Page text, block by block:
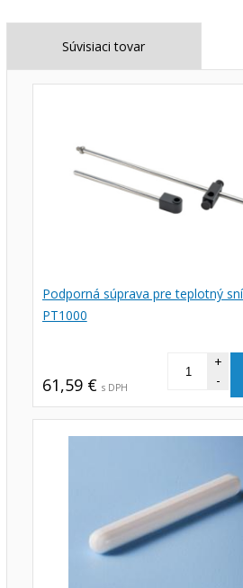
Súvisiaci tovar
Podporná súprava pre teplotný
PT1000
61,59 € s DPH -
+